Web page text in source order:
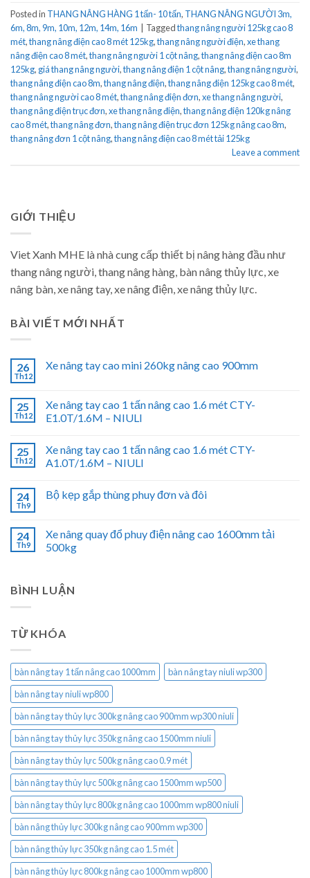
Posted in THANG NÂNG HÀNG 1 tấn- 10 tấn, THANG NÂNG NGƯỜI 3m,
6m, 8m, 9m, 10m, 12m, 14m, 16m
Taggedthang nâng người 125kg cao 8
mét,thang nâng điện cao 8 mét 125kg,thang nâng người điện,xe thang
nâng điện cao 8 mét,thang nâng người 1 cột nâng,thang nâng điện cao 8m
125kg, giá thang nâng người,thang nâng điện 1 cột nâng,thang nâng người,
thang nâng điện cao 8m,thang nâng điện,thang nâng điện 125kg cao 8 mét,
thang nâng người cao 8 mét,thang nâng điện đơn,xe thang nâng người,
thang nâng điện trục đơn,xe thang nâng điện,thang nâng điện 120kg nâng
cao 8 mét,thang nâng đơn,thang nâng điện trục đơn 125kg nâng cao 8m,
thang nâng đơn 1 cột nâng,thang nâng điện cao 8 mét tải 125kg
Leave a comment
GIỚI THIỆU
Viet Xanh MHE là nhà cung cấp thiết bị nâng hàng đầu như
thang nâng người, thang nâng hàng, bàn nâng thủy lực, xe
nâng bàn, xe nâng tay, xe nâng điện, xe nâng thủy lực.
BÀI VIẾT MỚI NHẤT
26
Th12
Xe nâng tay cao mini 260kg nâng cao 900mm
25
Th12
Xe nâng tay cao 1 tấn nâng cao 1.6 mét CTY-
E1.0T/1.6M – NIULI
25
Th12
Xe nâng tay cao 1 tấn nâng cao 1.6 mét CTY-
A1.0T/1.6M – NIULI
24
Th9
Bộ kẹp gắp thùng phuy đơn và đôi
24
Th9
Xe nâng quay đổ phuy điện nâng cao 1600mm tải
500kg
BÌNH LUẬN
TỪ KHÓA
bàn nâng tay 1 tấn nâng cao 1000mm
bàn nâng tay niuli wp300
bàn nâng tay niuli wp800
bàn nâng tay thủy lực 300kg nâng cao 900mm wp300 niuli
bàn nâng tay thủy lực 350kg nâng cao 1500mm niuli
bàn nâng tay thủy lực 500kg nâng cao 0.9 mét
bàn nâng tay thủy lực 500kg nâng cao 1500mm wp500
bàn nâng tay thủy lực 800kg nâng cao 1000mm wp800 niuli
bàn nâng thủy lực 300kg nâng cao 900mm wp300
bàn nâng thủy lực 350kg nâng cao 1.5 mét
bàn nâng thủy lực 800kg nâng cao 1000mm wp800